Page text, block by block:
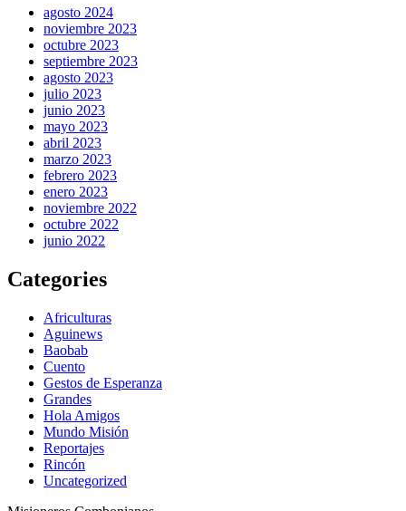
agosto 2024
noviembre 2023
octubre 2023
septiembre 2023
agosto 2023
julio 2023
junio 2023
mayo 2023
abril 2023
marzo 2023
febrero 2023
enero 2023
noviembre 2022
octubre 2022
junio 2022
Categories
Africulturas
Aguinews
Baobab
Cuento
Gestos de Esperanza
Grandes
Hola Amigos
Mundo Misión
Reportajes
Rincón
Uncategorized